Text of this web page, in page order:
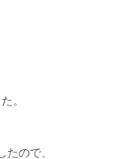
。
ので、